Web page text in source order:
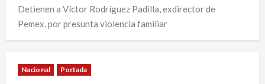
Detienen a Víctor Rodríguez Padilla, exdirector de
Pemex, por presunta violencia familiar
Nacional Portada